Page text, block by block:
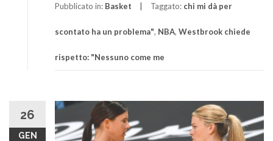
Pubblicato in: Basket Taggato: chi mi dà per
scontato ha un problema", NBA, Westbrook chiede
rispetto: "Nessuno come me
26
GEN